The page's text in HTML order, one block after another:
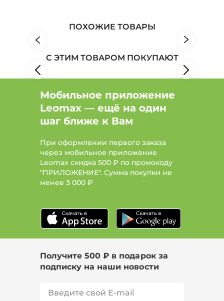
ПОХОЖИЕ ТОВАРЫ
С ЭТИМ ТОВАРОМ ПОКУПАЮТ
Мобильное приложение
Leomax — ещё на один
шаг ближе к Вам
При оформлении первого заказа
через мобильное приложение
Leomax скидка 500 ₽ по промокоду
"ПРИЛОЖЕНИЕ". Сумма покупки не
менее 3 000 ₽
Получите 500 ₽ в подарок за
подписку на наши новости